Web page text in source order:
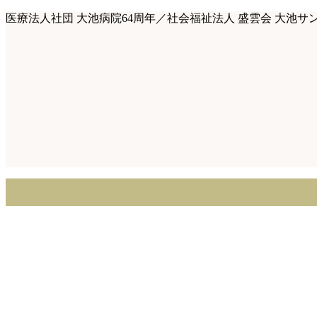
医療法人社団 大池病院64周年／社会福祉法人 盛雲会 大池サ